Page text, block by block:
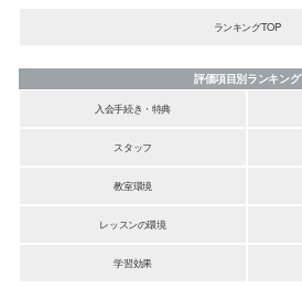
ランキングTOP
評価項目別ランキング
入会手続き・特典
スタッフ
教室環境
レッスンの環境
学習効果